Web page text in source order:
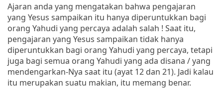
Ajaran anda yang mengatakan bahwa pengajaran
yang Yesus sampaikan itu hanya diperuntukkan bagi
orang Yahudi yang percaya adalah salah ! Saat itu,
pengajaran yang Yesus sampaikan tidak hanya
diperuntukkan bagi orang Yahudi yang percaya, tetapi
juga bagi semua orang Yahudi yang ada disana / yang
mendengarkan-Nya saat itu (ayat 12 dan 21). Jadi kalau
itu merupakan suatu makian, itu memang benar.